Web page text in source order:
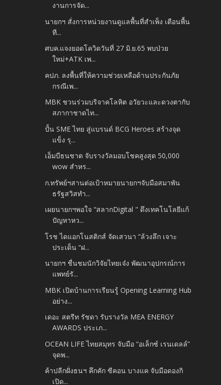
งานการจัด...
นายกฯ สั่งการหน่วยงานดูแลพื้นที่สำเพ็ง เตือนพื้น
ที...
ศบค.แจงยอดโควิดวันที่ 27 มิ.ย.65 พบป่วย
ใหม่+ATK เพ...
คปภ. ลงพื้นที่ให้ความช่วยเหลือด้านประกันภัย
กรณีเพ...
MBK ชวนร่วมบริจาคโลหิต อวัยวะและดวงตากับ
สภากาชาดไท...
ปั้น SME ไทย สู่แบรนด์ BCG Heroes สร้างจุด
แข็ง รุ...
เอ็มบีธนชาต จับรางวัลมอบโชคสูงสุด 50,000
wow สำหร...
ก.ทรัพย์ฯสานต่อเป้าหมายนายกฯจับมือสมาพัน
ธรัฐสวิสทำ...
เผยนายกฯพอใจ “สลากDigital " ดึงเทคโนโลยีแก้
ปัญหาหว...
โรช ไดแอกโนสติกส์ จัดเสวนา “ล้วงลึก เจาะ
ประเด็น “ฝ...
นายกฯ ชื่นชมนักวิจัยไทยเจ๋ง พัฒนาอุปกรณ์การ
แพทย์รั...
MBK เปิดบ้านการเรียนรู้ Opening Learning Hub
อย่าง...
เดอะ สตรีท รัชดา รับรางวัล MEA ENERGY
AWARDS ประเภ...
OCEAN LIFE ไทยสมุทร จับมือ “อเล็กซ์ เรนเดลล์”
จุดพ...
ค้าปลีกฝั่งธนฯ คึกคัก ซีคอน บางแค จับมือดองกิ
เปิด...